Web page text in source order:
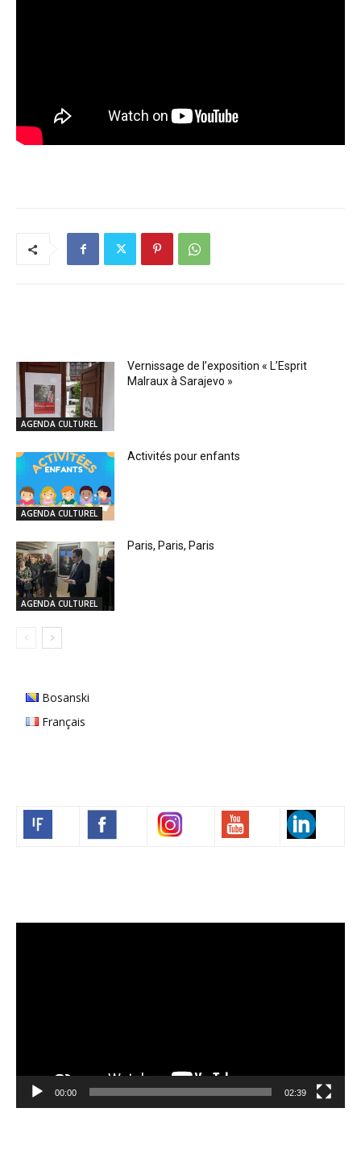
AGENDA CULTUREL
Vernissage de l’exposition « L’Esprit
Malraux à Sarajevo »
AGENDA CULTUREL
Activités pour enfants
AGENDA CULTUREL
Paris, Paris, Paris
Bosanski
Français
00:00 02:39